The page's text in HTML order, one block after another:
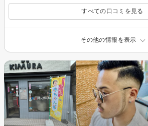
すべての口コミを見る
その他の情報を表示